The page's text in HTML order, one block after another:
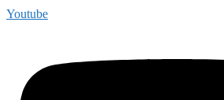
Youtube